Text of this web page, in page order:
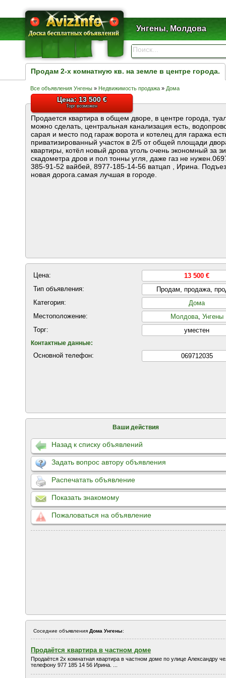
Унгены, Молдова
Продам 2-х комнатную кв. на земле в центре города.
Все объявления Унгены » Недвижимость продажа » Дома
Цена: 13 500 €
Торг возможен
Продается квартира в общем дворе, в центре города,
можно сделать, центральная канализация есть,
сарая и место под гараж ворота и котелец для гаража
приватизированный участок в 2/5 от общей площади
квартиры, котёл новый дрова уголь очень экономный за
скадометра дров и пол тонны угля, даже газ не
385-91-52 вайбей, 8977-185-14-56 ватцап , Ирина.
новая дорога.самая лучшая в городе.
Цена:
13 500 €
Тип объявления:
Продам, продажа,
Категория:
Дома
Местоположение:
Молдова, Унгены
Торг:
уместен
Контактные данные:
Основной телефон: 069712035
Ваши действия
Назад к списку объявлений
Задать вопрос автору объявления
Распечатать объявление
Показать знакомому
Пожаловаться на объявление
Соседние объявления Дома Унгены:
Продаётся квартира в частном доме
Продаётся 2х комнатная квартира в частном доме по улице Александру
телефону 977 185 14 56 Ирина. ...